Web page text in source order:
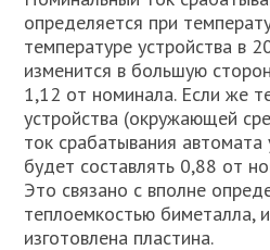
определяется при
температуре устройства в
изменится в большую
1,12 от номинала. Если же
устройства (окружающей
ток срабатывания
будет составлять 0,88 от
Это связано с вполне
теплоемкостью биметалла,
изготовлена пластина.